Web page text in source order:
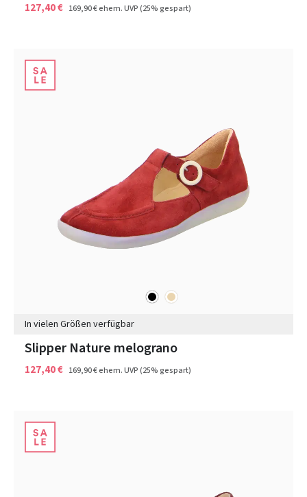
127,40 € 169,90 €ehem. UVP(25% gespart)
schwarz
beige
In vielen Größen verfügbar
Slipper Nature melograno
127,40 € 169,90 €ehem. UVP(25% gespart)